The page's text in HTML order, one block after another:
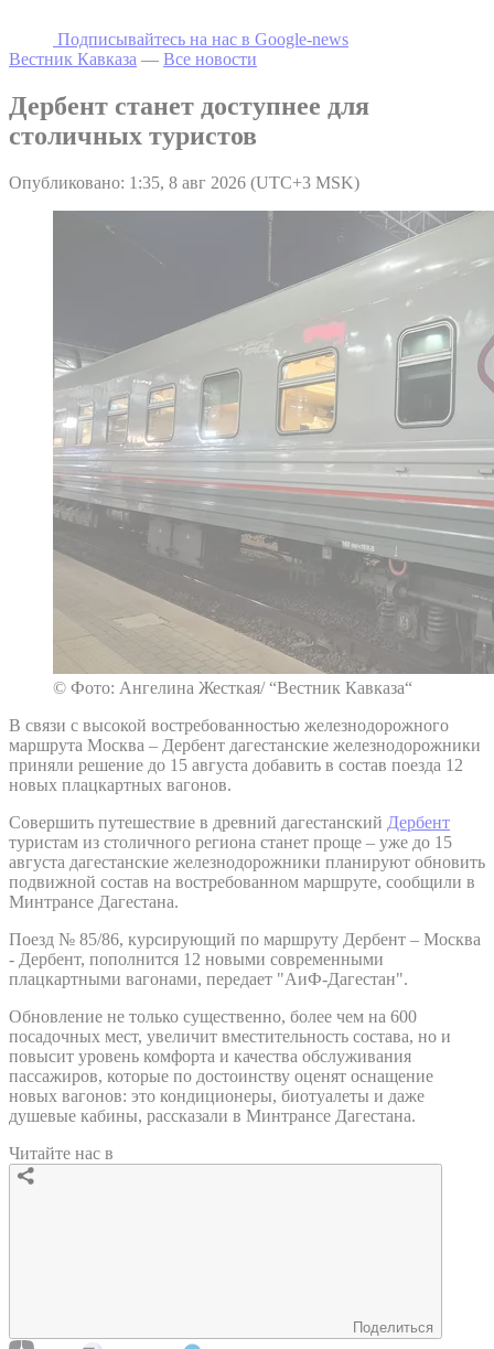
Подписывайтесь на наc в Google-news
Вестник Кавказа — Все новости
Дербент станет доступнее для
столичных туристов
Опубликовано: 1:35, 8 авг 2026 (UTC+3 MSK)
© Фото: Ангелина Жесткая/ “Вестник Кавказа“
В связи с высокой востребованностью железнодорожного
маршрута Москва – Дербент дагестанские железнодорожники
приняли решение до 15 августа добавить в состав поезда 12
новых плацкартных вагонов.
Совершить путешествие в древний дагестанский Дербент
туристам из столичного региона станет проще – уже до 15
августа дагестанские железнодорожники планируют обновить
подвижной состав на востребованном маршруте, сообщили в
Минтрансе Дагестана.
Поезд № 85/86, курсирующий по маршруту Дербент – Москва
- Дербент, пополнится 12 новыми современными
плацкартными вагонами, передает "АиФ-Дагестан".
Обновление не только существенно, более чем на 600
посадочных мест, увеличит вместительность состава, но и
повысит уровень комфорта и качества обслуживания
пассажиров, которые по достоинству оценят оснащение
новых вагонов: это кондиционеры, биотуалеты и даже
душевые кабины, рассказали в Минтрансе Дагестана.
Читайте нас в
Поделиться